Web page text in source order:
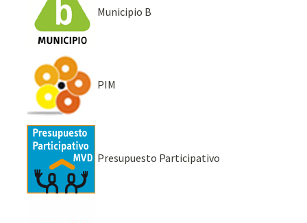
Municipio B
PIM
Presupuesto Participativo